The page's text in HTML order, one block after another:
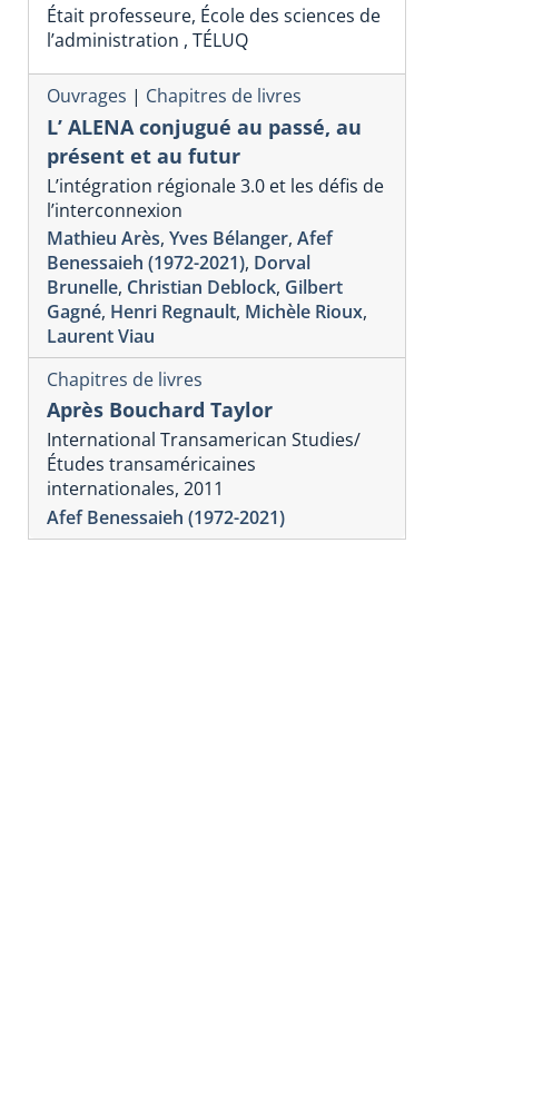
Était professeure, École des sciences de
l’administration , TÉLUQ
Ouvrages | Chapitres de livres
L’ ALENA conjugué au passé, au
présent et au futur
L’intégration régionale 3.0 et les défis de
l’interconnexion
Mathieu Arès, Yves Bélanger, Afef
Benessaieh (1972-2021), Dorval
Brunelle, Christian Deblock, Gilbert
Gagné, Henri Regnault, Michèle Rioux,
Laurent Viau
Chapitres de livres
Après Bouchard Taylor
International Transamerican Studies/
Études transaméricaines
internationales, 2011
Afef Benessaieh (1972-2021)